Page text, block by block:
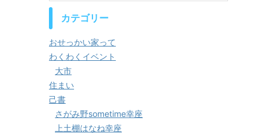
カテゴリー
おせっかい家って
わくわくイベント
大市
住まい
己書
さがみ野sometime幸座
上土棚はなね幸座